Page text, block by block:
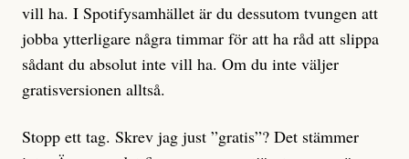
vill ha. I Spotifysamhället är du dessutom tvungen att
jobba ytterligare några timmar för att ha råd att slippa
sådant du absolut inte vill ha. Om du inte väljer
gratisversionen alltså.
Stopp ett tag. Skrev jag just ”gratis”? Det stämmer